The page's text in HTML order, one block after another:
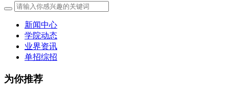
新闻中心
学院动态
业界资讯
单招综招
为你推荐